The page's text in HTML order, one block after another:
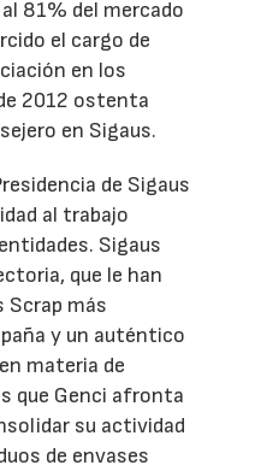
81% del mercado
el cargo de
en los
2012 ostenta
en Sigaus.
de Sigaus
al trabajo
Sigaus
que le han
Scrap más
y un auténtico
materia de
que Genci afronta
su actividad
de envases